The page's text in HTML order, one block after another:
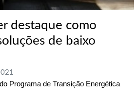
destaque como
de baixo
Programa de Transição Energética